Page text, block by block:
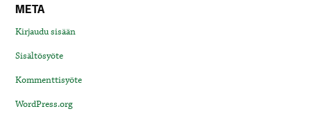
META
Kirjaudu sisään
Sisältösyöte
Kommenttisyöte
WordPress.org